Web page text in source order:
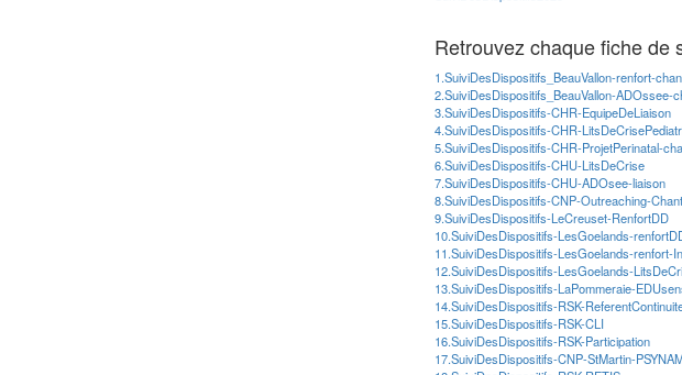
Retrouvez chaque fiche de
1.SuiviDesDispositifs_BeauVallon-renfort-
2.SuiviDesDispositifs_BeauVallon-ADOssee-
3.SuiviDesDispositifs-CHR-EquipeDeLiaison
4.SuiviDesDispositifs-CHR-
5.SuiviDesDispositifs-CHR-ProjetPerinatal-
6.SuiviDesDispositifs-CHU-LitsDeCrise
7.SuiviDesDispositifs-CHU-ADOsee-liaison
8.SuiviDesDispositifs-CNP-Outreaching-
9.SuiviDesDispositifs-LeCreuset-RenfortDD
10.SuiviDesDispositifs-LesGoelands-
11.SuiviDesDispositifs-LesGoelands-renfort-
12.SuiviDesDispositifs-LesGoelands-
13.SuiviDesDispositifs-LaPommeraie-
14.SuiviDesDispositifs-RSK-
15.SuiviDesDispositifs-RSK-CLI
16.SuiviDesDispositifs-RSK-Participation
17.SuiviDesDispositifs-CNP-StMartin-